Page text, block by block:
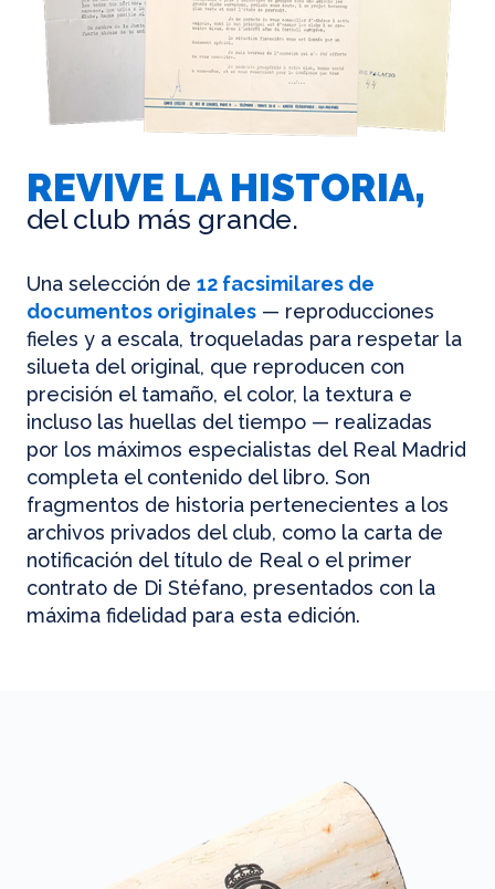
REVIVE LA HISTORIA,
del club más grande.
Una selección de 12 facsimilares de
documentos originales — reproducciones
fieles y a escala, troqueladas para respetar la
silueta del original, que reproducen con
precisión el tamaño, el color, la textura e
incluso las huellas del tiempo — realizadas
por los máximos especialistas del Real Madrid
completa el contenido del libro. Son
fragmentos de historia pertenecientes a los
archivos privados del club, como la carta de
notificación del título de Real o el primer
contrato de Di Stéfano, presentados con la
máxima fidelidad para esta edición.